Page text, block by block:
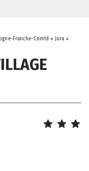
Franche-Comté » Jura »